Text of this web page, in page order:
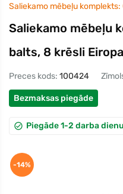
Saliekamo mēbeļu
Saliekamo mēbeļu
balts, 8 krēsli
Preces kods: 100424
Bezmaksas piegāde
Piegāde 1-2 darba
-14%